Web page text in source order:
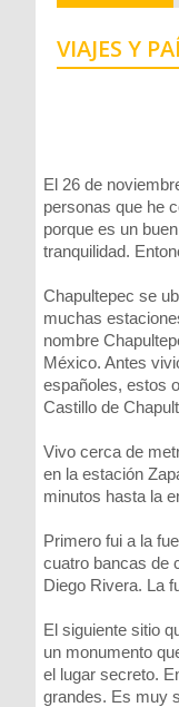
VIAJES Y
El 26 de
personas que he
porque es un
tranquilidad.
Chapultepec se
muchas
nombre
México. Antes
españoles, estos
Castillo de
Vivo cerca de
en la estación
minutos hasta la
Primero fui a la
cuatro bancas de
Diego Rivera. La
El siguiente sitio
un monumento
el lugar secreto.
grandes. Es muy